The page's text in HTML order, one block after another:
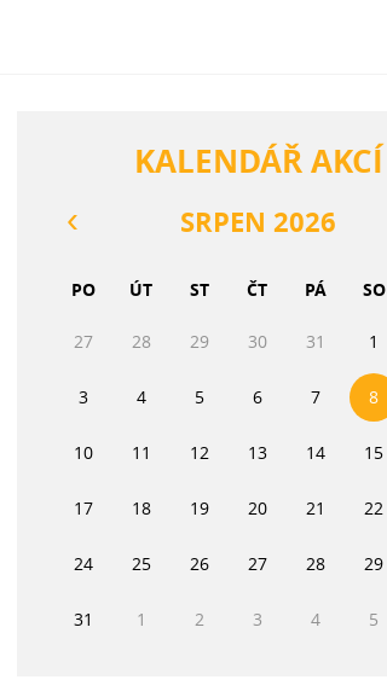
KALENDÁŘ AKCÍ
SRPEN 2026
PO ÚT ST ČT PÁ SO
27 28 29 30 31 1
3 4 5 6 7 8
10 11 12 13 14 15
17 18 19 20 21 22
24 25 26 27 28 29
31 1 2 3 4 5